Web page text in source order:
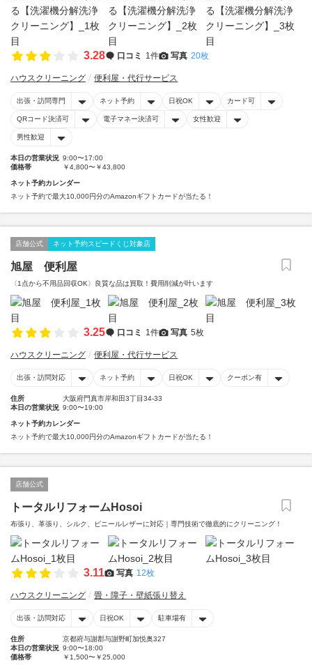
3.28 口コミ 1件 写真 20枚
ハウスクリーニング 便利屋・代行サービス
出張・訪問専門 ネット予約 日祝OK カード可
QRコード決済可 電子マネー決済可 女性歓迎
男性歓迎
本日の営業状況 9:00〜17:00
価格帯
￥4,800〜￥43,800
ネット予約カレンダー
ネット予約で最大10,000円分のAmazonギフトカードが当たる！
店舗公式 ネット予約スピードくじ対象店
旭屋 便利屋
〈1点から不用品回収OK〉良質な品は買取！費用削減が叶います
3.25 口コミ 1件 写真 5枚
ハウスクリーニング 便利屋・代行サービス
出張・訪問対応 ネット予約 日祝OK クーポン有
住所
大阪府門真市岸和田3丁目34-33
本日の営業状況 9:00〜19:00
ネット予約カレンダー
ネット予約で最大10,000円分のAmazonギフトカードが当たる！
店舗公式
トータルリフォームHosoi
布張り、革張り、シルク、ビニールレザーに対応｜専門技術で徹底的にクリーニング！
3.11 写真 12枚
ハウスクリーニング 畳・障子・壁紙張り替え
出張・訪問対応 日祝OK 駐車場有
住所
京都府与謝郡与謝野町加悦奥327
本日の営業状況 9:00〜18:00
価格帯
￥1,500〜￥25,000